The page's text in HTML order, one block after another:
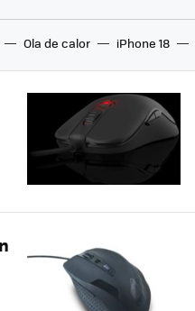
Ola de calor iPhone 18